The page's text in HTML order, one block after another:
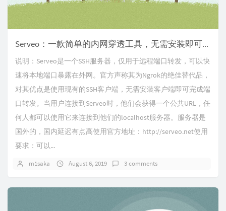
Serveo：一款简单的内网穿透工具，无需安装即可使用
说明：Serveo是一个SSH服务器，仅用于远程端口转发，可以快
速将本地端口暴露在外网。官方声称其为Ngrok的绝佳替代品，
对其优点是使用现有的SSH客户端，无需安装客户端即可完成端
口转发。当用户连接到Serveo时，他们会获得一个公共URL，任
何人都可以使用它来连接到他们的localhost服务器。服务器是
国外的，国内延迟有点高使用官方地址：http://serveo.net使用
要求：可以...
m1saka August 6, 2019 3 comments